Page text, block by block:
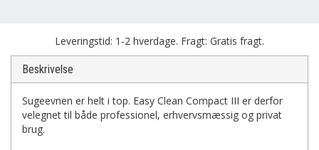
Leveringstid: 1-2 hverdage. Fragt: Gratis fragt.
Beskrivelse
Sugeevnen er helt i top. Easy Clean Compact III er derfor
velegnet til både professionel, erhvervsmæssig og privat
brug.